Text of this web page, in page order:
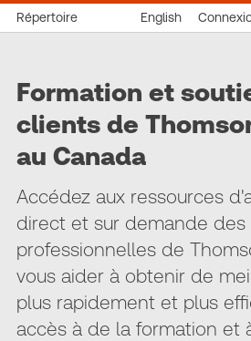
Répertoire English
Formation et
clients de
au Canada
Accédez aux ressources
direct et sur demande des
professionnelles de
vous aider à obtenir de
plus rapidement et plus
accès à de la formation et